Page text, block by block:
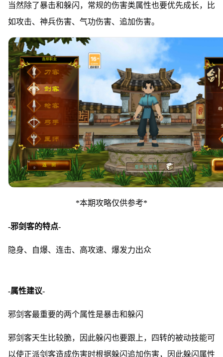
当然除了暴击和躲闪，常规的伤害类属性也要优先成长，比
如攻击、神兵伤害、气功伤害、追加伤害。
*本期攻略仅供参考*
-邪剑客的特点-
隐身、自爆、连击、高攻速、爆发力出众
-属性建议-
邪剑客最重要的两个属性是暴击和躲闪
邪剑客天生比较脆，因此躲闪也要跟上，四转的被动技能可
以使正派剑客造成伤害时根据躲闪追加伤害，因此躲闪属性